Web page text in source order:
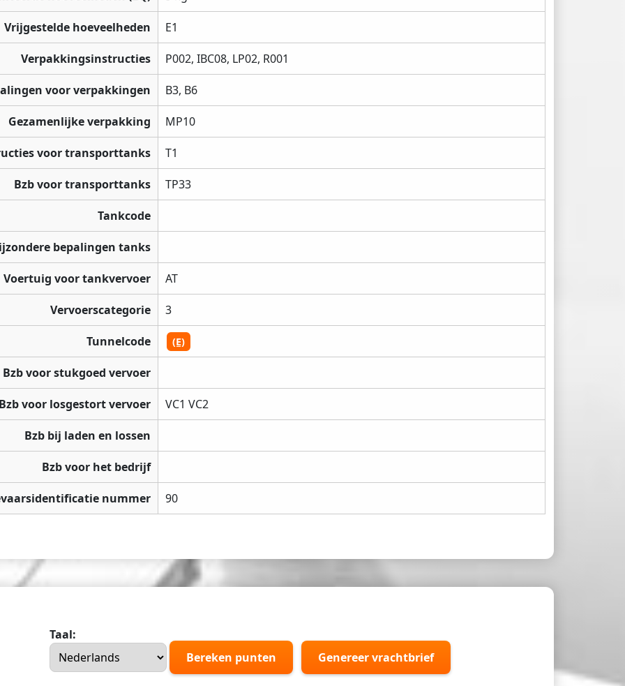
Vrijgestelde hoeveelheden E1
Verpakkingsinstructies P002, IBC08, LP02, R001
voor verpakkingen B3, B6
Gezamenlijke verpakking MP10
voor transporttanks T1
Bzb voor transporttanks TP33
Tankcode
bepalingen tanks
Voertuig voor tankvervoer AT
Vervoerscategorie 3
Tunnelcode (E)
Bzb voor stukgoed vervoer
voor losgestort vervoer VC1 VC2
Bzb bij laden en lossen
Bzb voor het bedrijf
nummer 90
Taal:
Bereken punten
Genereer vrachtbrief